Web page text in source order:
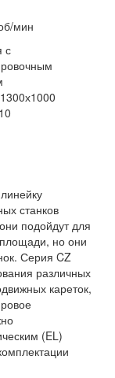
мин
с
станков
подойдут для
площади, но они
Серия CZ
различных
кареток,
(EL)